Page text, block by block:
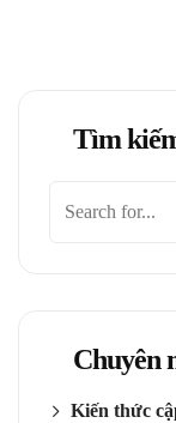
Tìm
Chuyên
Kiến thức